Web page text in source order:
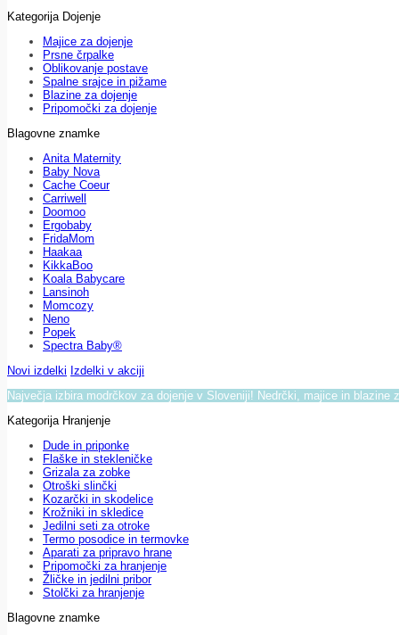
Kategorija Dojenje
Majice za dojenje
Prsne črpalke
Oblikovanje postave
Spalne srajce in pižame
Blazine za dojenje
Pripomočki za dojenje
Blagovne znamke
Anita Maternity
Baby Nova
Cache Coeur
Carriwell
Doomoo
Ergobaby
FridaMom
Haakaa
KikkaBoo
Koala Babycare
Lansinoh
Momcozy
Neno
Popek
Spectra Baby®
Novi izdelki Izdelki v akciji
Največja izbira modrčkov za dojenje v Sloveniji! Nedrčki, majice in blazine
Kategorija Hranjenje
Dude in priponke
Flaške in stekleničke
Grizala za zobke
Otroški slinčki
Kozarčki in skodelice
Krožniki in skledice
Jedilni seti za otroke
Termo posodice in termovke
Aparati za pripravo hrane
Pripomočki za hranjenje
Žličke in jedilni pribor
Stolčki za hranjenje
Blagovne znamke